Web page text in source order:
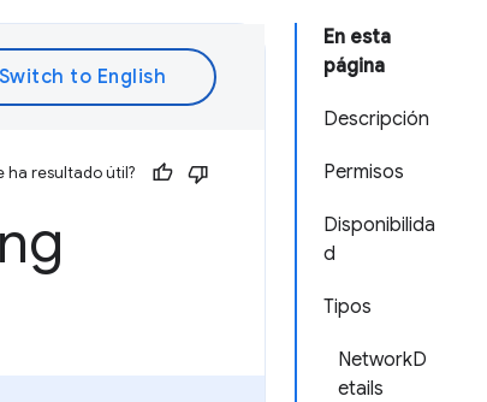
En esta
página
Descripción
Permisos
Disponibilida
d
Tipos
NetworkD
etails
ha resultado útil?